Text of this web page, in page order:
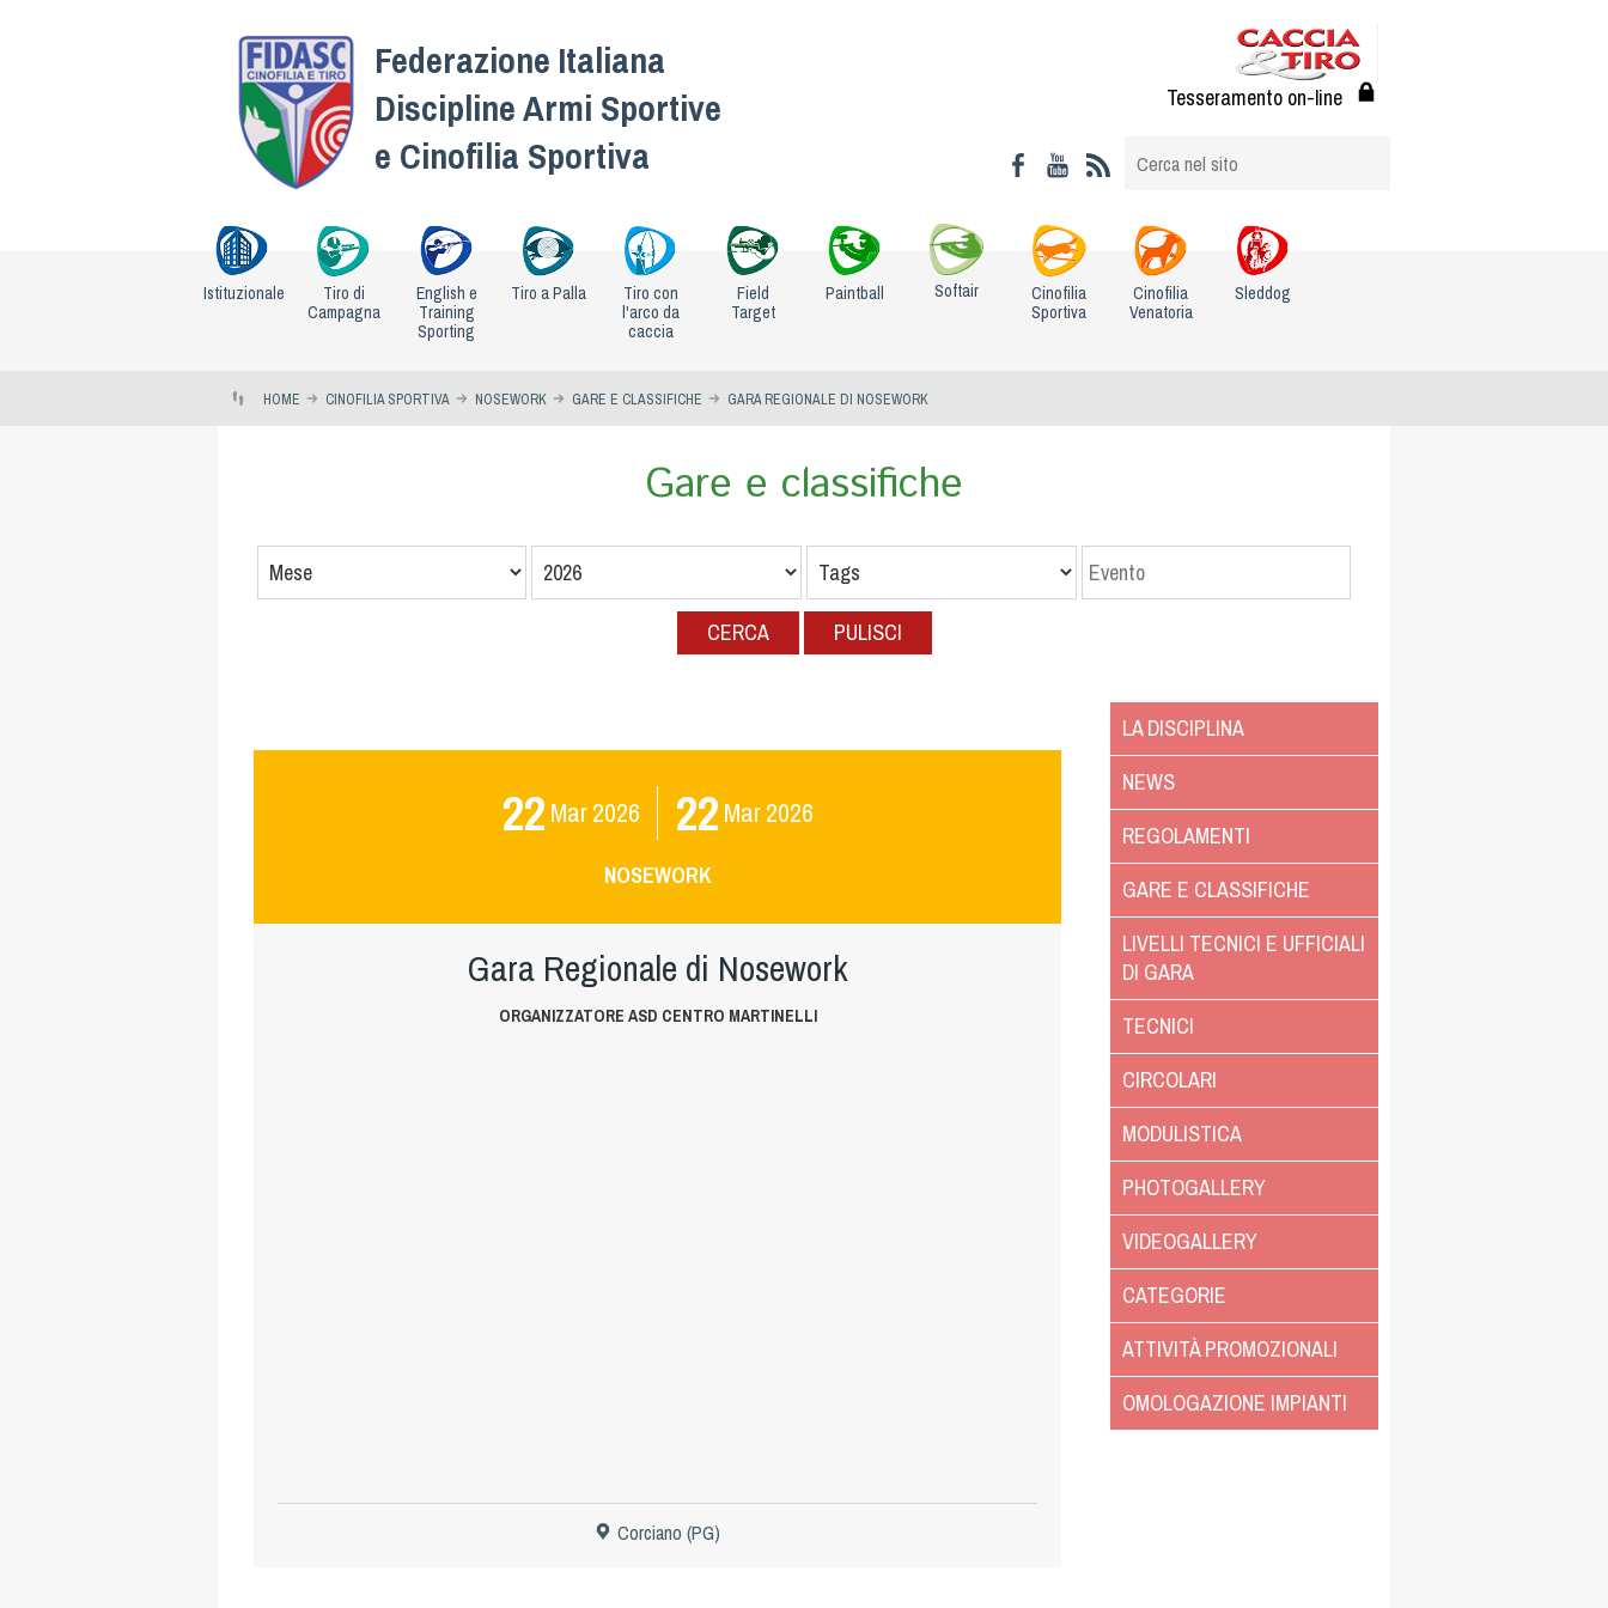
Federazione Italiana
Discipline Armi Sportive
e Cinofilia Sportiva
Tesseramento on-line
Istituzionale
Tiro di
Campagna
English e
Training
Sporting
Tiro a Palla
Tiro con
l'arco da
caccia
Field
Target
Paintball Softair
Cinofilia
Sportiva
Cinofilia
Venatoria
Sleddog
HOME CINOFILIA SPORTIVA NOSEWORK GARE E CLASSIFICHE GARA REGIONALE DI NOSEWORK
Gare e classifiche
CERCA PULISCI
22 Mar2026 22 Mar2026
NOSEWORK
Gara Regionale di Nosework
ORGANIZZATORE ASD CENTRO MARTINELLI
Corciano (PG)
LA DISCIPLINA
NEWS
REGOLAMENTI
GARE E CLASSIFICHE
LIVELLI TECNICI E UFFICIALI
DI GARA
TECNICI
CIRCOLARI
MODULISTICA
PHOTOGALLERY
VIDEOGALLERY
CATEGORIE
ATTIVITÀ PROMOZIONALI
OMOLOGAZIONE IMPIANTI